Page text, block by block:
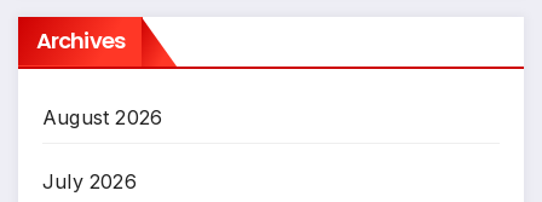
Archives
August 2026
July 2026